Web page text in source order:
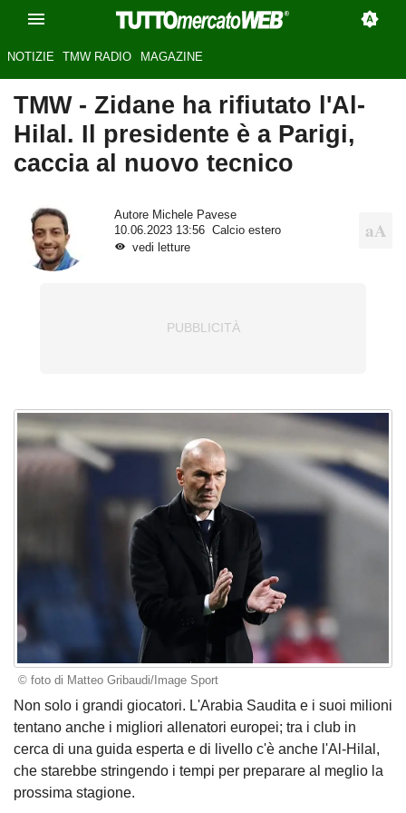
NOTIZIE TMW RADIO MAGAZINE
TMW - Zidane ha rifiutato l'Al-
Hilal. Il presidente è a Parigi,
caccia al nuovo tecnico
Autore Michele Pavese
10.06.2023 13:56
Calcio estero
vedi letture
© foto di Matteo Gribaudi/Image Sport
Non solo i grandi giocatori. L'Arabia Saudita e i suoi milioni
tentano anche i migliori allenatori europei; tra i club in
cerca di una guida esperta e di livello c'è anche l'Al-Hilal,
che starebbe stringendo i tempi per preparare al meglio la
prossima stagione.